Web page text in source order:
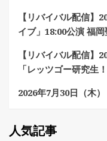
【リバイバル配信】
イブ」18:00公演 福
【リバイバル配信】
「レッツゴー研究生
2026年7月30日（木
人気記事